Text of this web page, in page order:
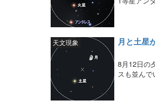
月と土星
天文現象
8月12日の
スも並んで